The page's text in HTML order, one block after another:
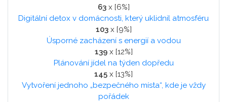
63x [6%]
Digitální detox v domácnosti, který uklidnil atmosféru
103x [9%]
Úsporné zacházení s energií a vodou
139x [12%]
Plánování jídel na týden dopředu
145 x [13%]
Vytvoření jednoho „bezpečného místa“, kde je vždy
pořádek